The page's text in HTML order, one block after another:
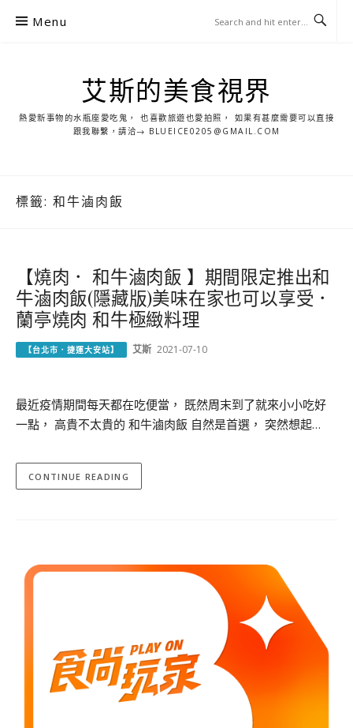
Menu
艾斯的美食視界
熱愛新事物的水瓶座愛吃鬼， 也喜歡旅遊也愛拍照， 如果有甚麼需要可以直接
跟我聯繫，請洽→ BLUEICE0205@GMAIL.COM
標籤: 和牛滷肉飯
【燒肉． 和牛滷肉飯 】期間限定推出和
牛滷肉飯(隱藏版)美味在家也可以享受．
蘭亭燒肉 和牛極緻料理
【台北市．捷運大安站】 艾斯 2021-07-10
最近疫情期間每天都在吃便當， 既然周末到了就來小小吃好
一點， 高貴不太貴的 和牛滷肉飯 自然是首選， 突然想起…
CONTINUE READING